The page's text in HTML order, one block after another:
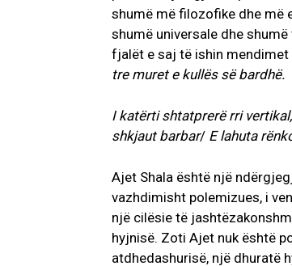
shumë më filozofike dhe më
shumë universale dhe
fjalët e saj të ishin
tre muret e kullës së bardhë.
I katërti shtatprerë rri
shkjaut barbar/ E lahuta
Ajet Shala është një
vazhdimisht polemizues, i
një cilësie të
hyjnisë. Zoti Ajet nuk është
atdhedashurisë, një dhuratë